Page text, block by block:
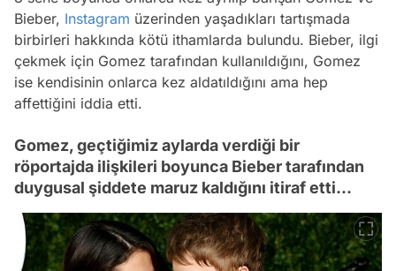
Bieber, Instagram üzerinden yaşadıkları tartışmada
birbirleri hakkında kötü ithamlarda bulundu. Bieber, ilgi
çekmek için Gomez tarafından kullanıldığını, Gomez
ise kendisinin onlarca kez aldatıldığını ama hep
affettiğini iddia etti.
Gomez, geçtiğimiz aylarda verdiği bir
röportajda ilişkileri boyunca Bieber tarafından
duygusal şiddete maruz kaldığını itiraf etti...